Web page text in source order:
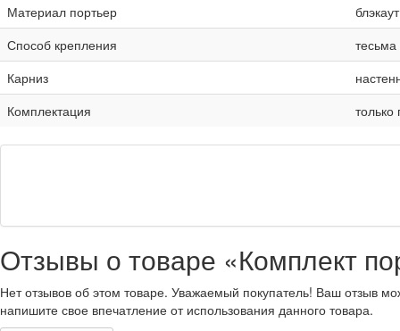
Материал портьер
блэкаут
Способ крепления
тесьма
Карниз
Комплектация
только
Отзывы о товаре «Комплект
Нет отзывов об этом товаре. Уважаемый покупатель! Ваш отзыв
напишите свое впечатление от использования данного товара.